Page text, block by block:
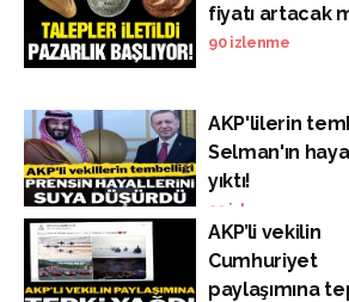
fiyatı artacak
90izlenme
AKP'lilerin
Selman'ın
yıktı!
23 izlenme
AKP’li vekilin
Cumhuriyet
paylaşımına